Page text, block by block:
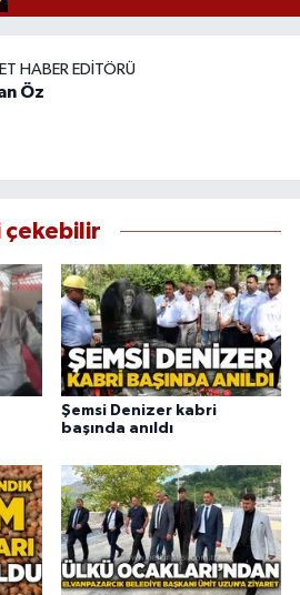
HABER EDITÖRÜ
Öz
çekebilir
Şemsi Denizer kabri
başında anıldı